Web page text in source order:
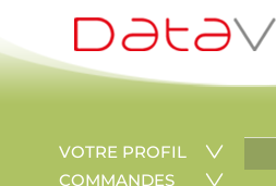
VOTRE PROFIL
COMMANDES